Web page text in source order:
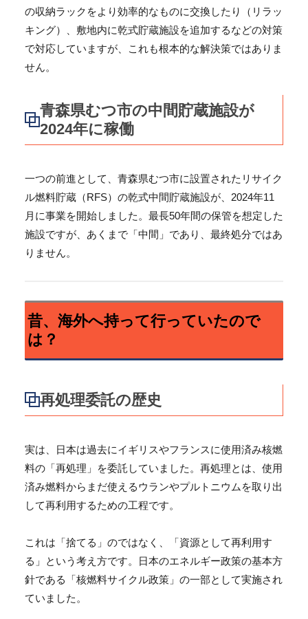
の収納ラックをより効率的なものに交換したり（リラッ
キング）、敷地内に乾式貯蔵施設を追加するなどの対策
で対応していますが、これも根本的な解決策ではありま
せん。
青森県むつ市の中間貯蔵施設が
2024年に稼働
一つの前進として、青森県むつ市に設置されたリサイク
ル燃料貯蔵（RFS）の乾式中間貯蔵施設が、2024年11
月に事業を開始しました。最長50年間の保管を想定した
施設ですが、あくまで「中間」であり、最終処分ではあ
りません。
昔、海外へ持って行っていたので
は？
再処理委託の歴史
実は、日本は過去にイギリスやフランスに使用済み核燃
料の「再処理」を委託していました。再処理とは、使用
済み燃料からまだ使えるウランやプルトニウムを取り出
して再利用するための工程です。
これは「捨てる」のではなく、「資源として再利用す
る」という考え方です。日本のエネルギー政策の基本方
針である「核燃料サイクル政策」の一部として実施され
ていました。